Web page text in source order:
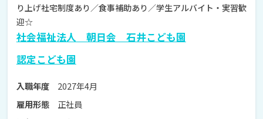
り上げ社宅制度あり／食事補助あり／学生アルバイト・実習歓
迎☆
社会福祉法人 朝日会 石井こども園
認定こども園
入職年度
2027年4月
雇用形態
正社員